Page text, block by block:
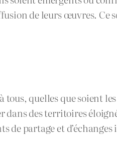
de leurs œuvres. Ce
quelles que soient
des territoires
de partage et